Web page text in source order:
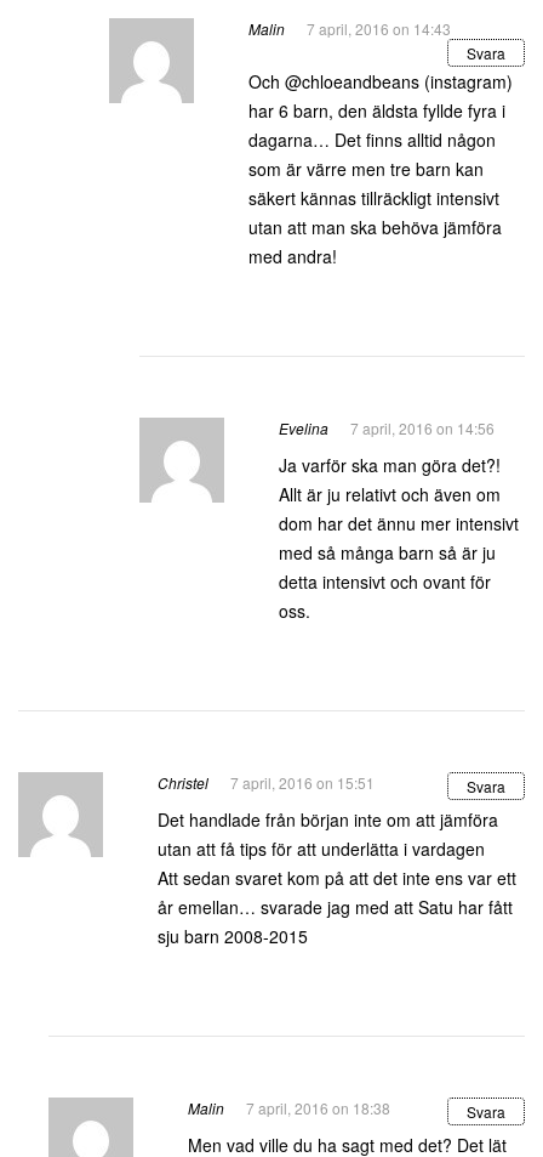
Malin
7 april, 2016 on 14:43
Svara
Och @chloeandbeans (instagram)
har 6 barn, den äldsta fyllde fyra i
dagarna… Det finns alltid någon
som är värre men tre barn kan
säkert kännas tillräckligt intensivt
utan att man ska behöva jämföra
med andra!
Evelina 7 april, 2016 on 14:56
Ja varför ska man göra det?!
Allt är ju relativt och även om
dom har det ännu mer intensivt
med så många barn så är ju
detta intensivt och ovant för
oss.
Christel 7 april, 2016 on 15:51 Svara
Det handlade från början inte om att jämföra
utan att få tips för att underlätta i vardagen
Att sedan svaret kom på att det inte ens var ett
år emellan… svarade jag med att Satu har fått
sju barn 2008-2015
Malin 7 april, 2016 on 18:38 Svara
Men vad ville du ha sagt med det? Det lät